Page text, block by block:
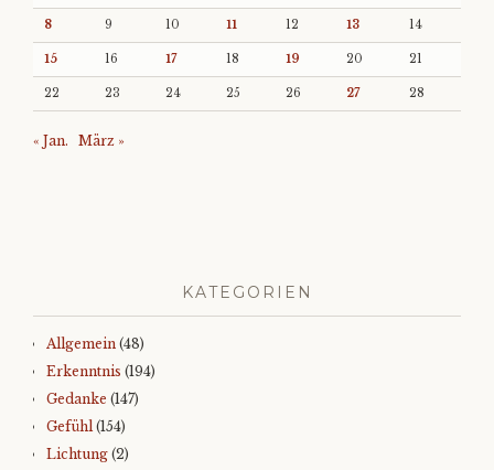
8 9 10 11 12 13 14
15 16 17 18 19 20 21
22 23 24 25 26 27 28
« Jan. März »
KATEGORIEN
Allgemein (48)
Erkenntnis (194)
Gedanke (147)
Gefühl(154)
Lichtung (2)